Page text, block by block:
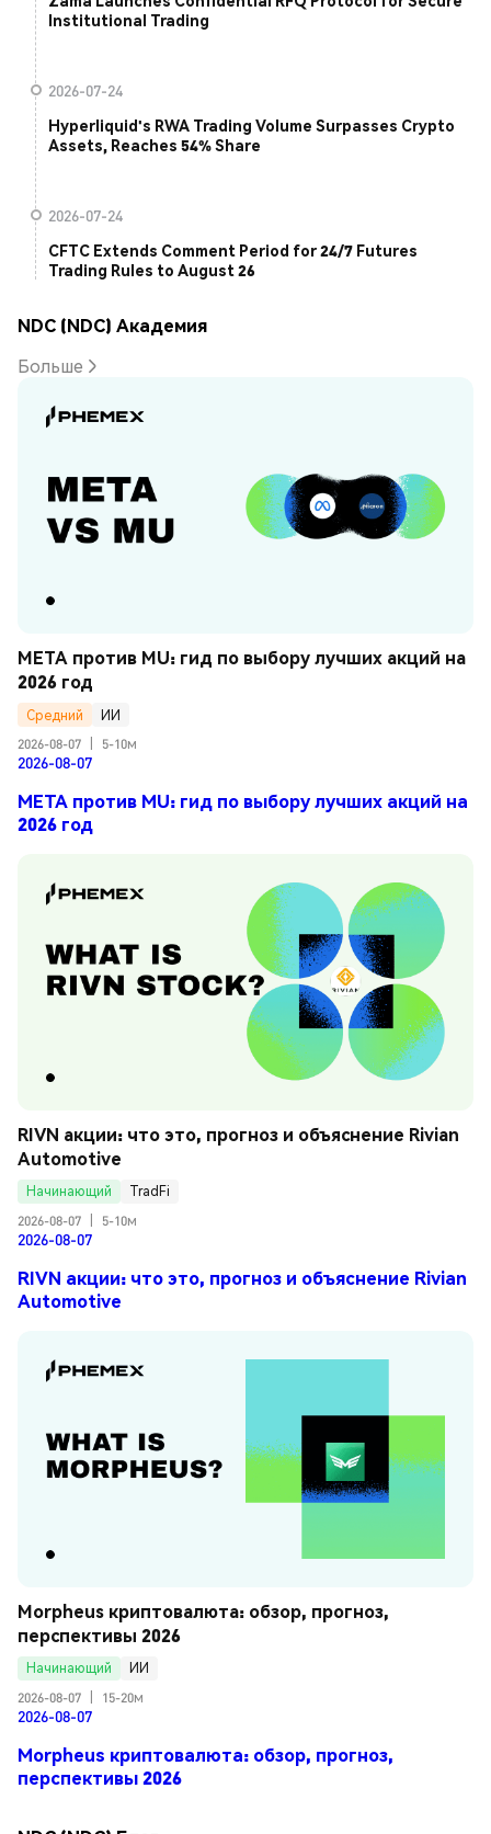
Institutional Trading
2026-07-24
Hyperliquid's RWA Trading Volume Surpasses Crypto
Assets, Reaches 54% Share
2026-07-24
CFTC Extends Comment Period for 24/7 Futures
Trading Rules to August 26
NDC (NDC) Академия
Больше
META против MU: гид по выбору лучших акций на
2026 год
Средний
ИИ
2026-08-07
5-10м
2026-08-07
META против MU: гид по выбору лучших акций на
2026 год
RIVN акции: что это, прогноз и объяснение Rivian
Automotive
Начинающий
TradFi
2026-08-07
5-10м
2026-08-07
RIVN акции: что это, прогноз и объяснение Rivian
Automotive
Morpheus криптовалюта: обзор, прогноз,
перспективы 2026
Начинающий
ИИ
2026-08-07
15-20м
2026-08-07
Morpheus криптовалюта: обзор, прогноз,
перспективы 2026